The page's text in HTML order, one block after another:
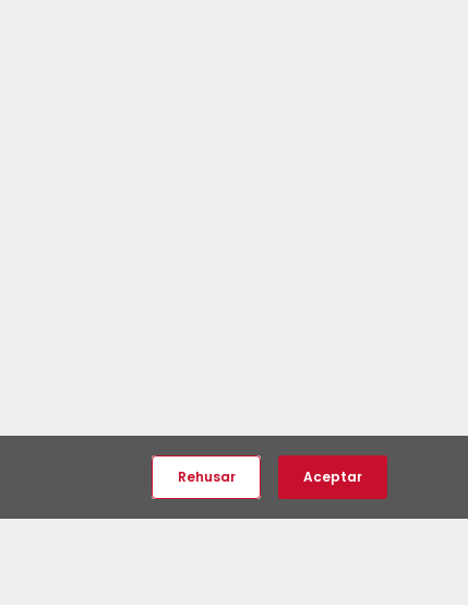
Rehusar Aceptar